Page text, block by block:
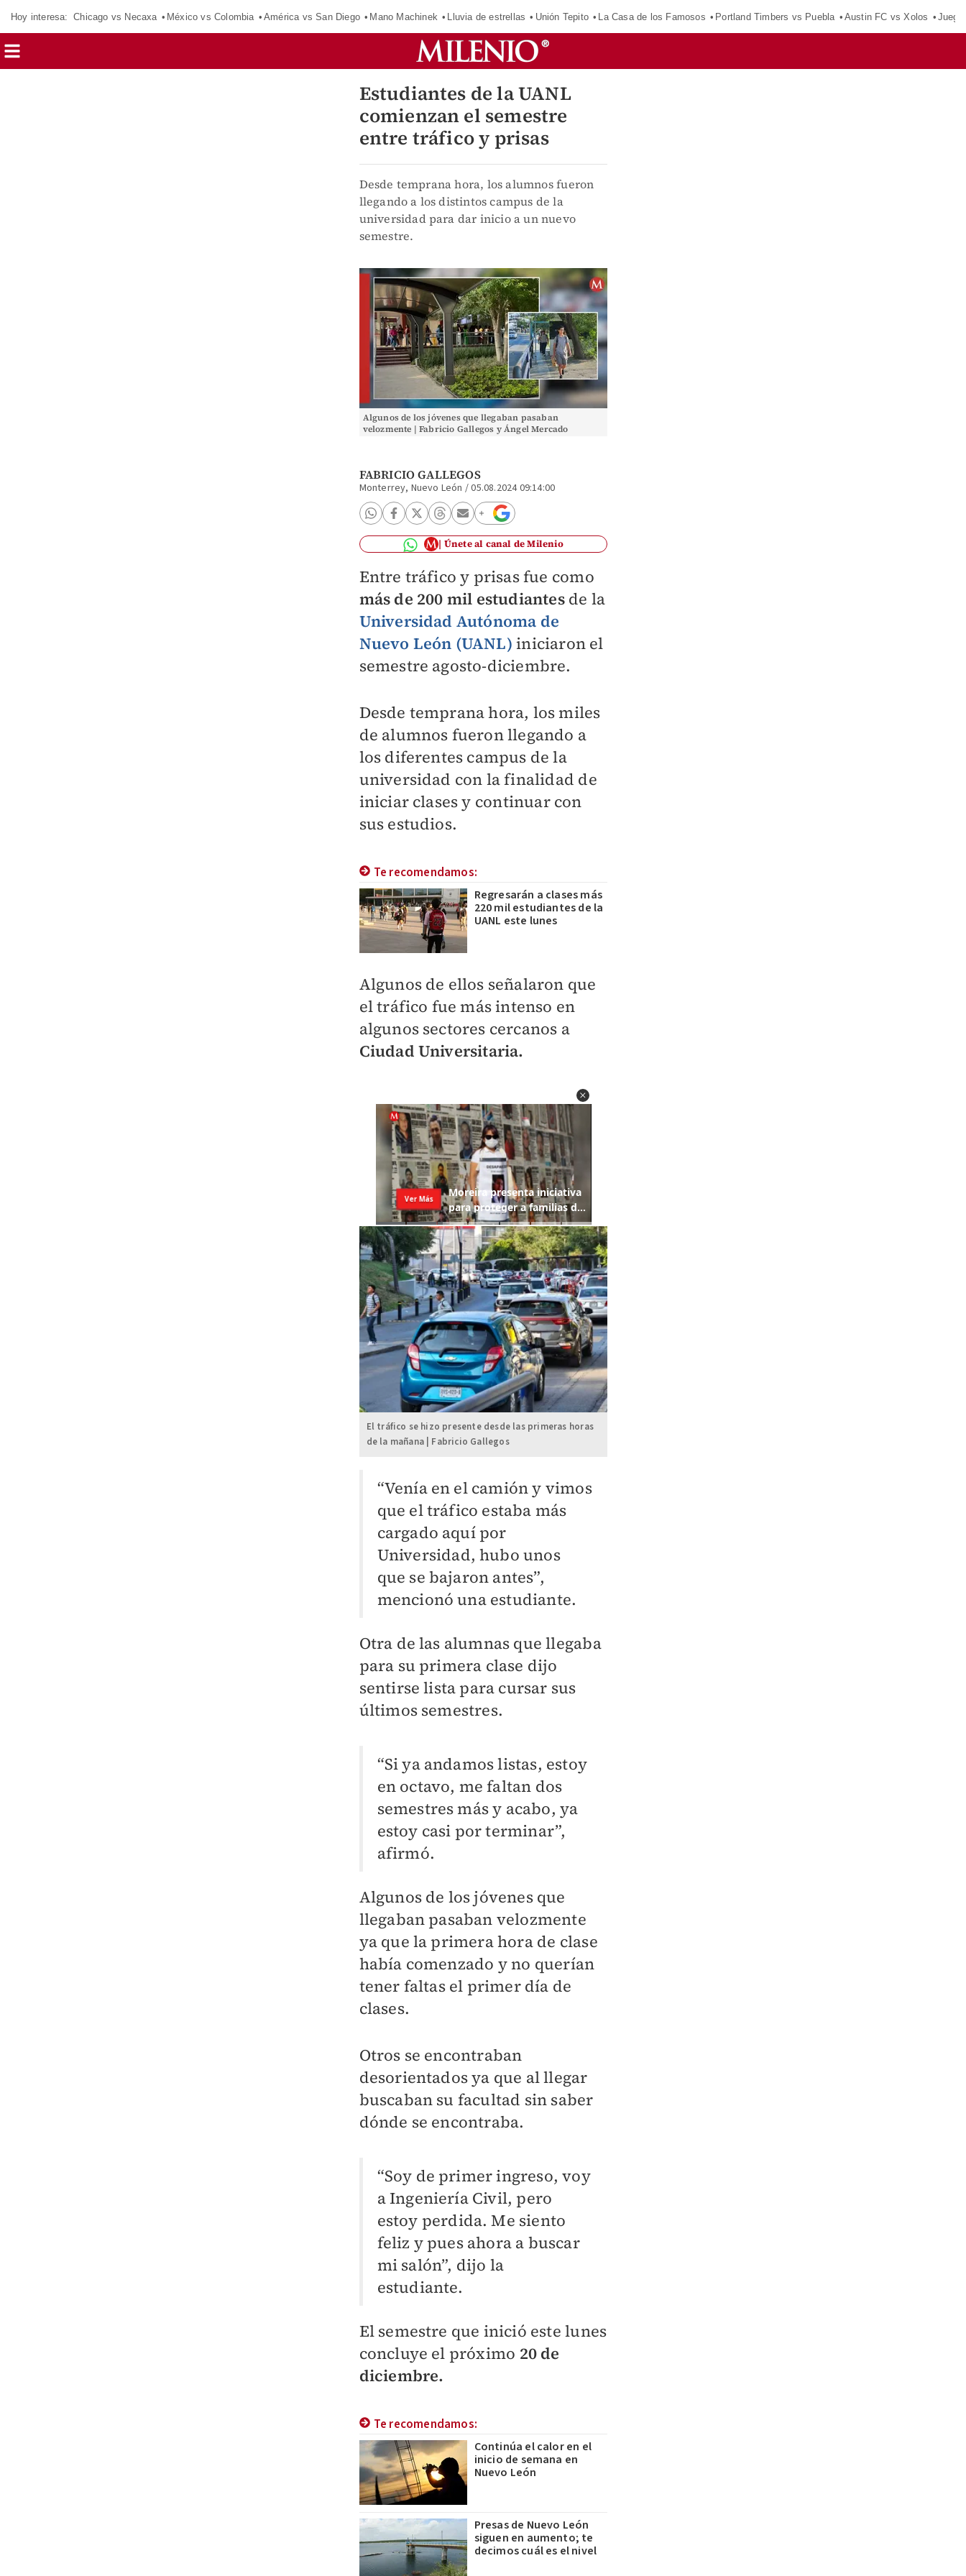
Hoy interesa: Chicago vs Necaxa México vs Colombia América vs San Diego Mano Machinek Lluvia de estrellas Unión Tepito La Casa de los Famosos Portland Timbers vs Puebla Austin FC vs Xolos
Estudiantes de la UANL
comienzan el semestre
entre tráfico y prisas
Desde temprana hora, los alumnos fueron
llegando a los distintos campus de la
universidad para dar inicio a un nuevo
semestre.
Algunos de los jóvenes que llegaban pasaban
velozmente | Fabricio Gallegos y Ángel Mercado
FABRICIO GALLEGOS
Monterrey, Nuevo León /05.08.2024 09:14:00
Únete al canal de Milenio
Entre tráfico y prisas fue como
más de 200 mil estudiantesde la
Universidad Autónoma de
Nuevo León (UANL) iniciaron el
semestre agosto-diciembre.
Desde temprana hora, los miles
de alumnos fueron llegando a
los diferentes campus de la
universidad con la finalidad de
iniciar clases y continuar con
sus estudios.
Te recomendamos:
Regresarán a clases más
220 mil estudiantes de la
UANL este lunes
Algunos de ellos señalaron que
el tráfico fue más intenso en
algunos sectores cercanos a
Ciudad Universitaria.
El tráfico se hizo presente desde las primeras horas
de la mañana | Fabricio Gallegos
“Venía en el camión y vimos
que el tráfico estaba más
cargado aquí por
Universidad, hubo unos
que se bajaron antes”,
mencionó una estudiante.
Otra de las alumnas que llegaba
para su primera clase dijo
sentirse lista para cursar sus
últimos semestres.
“Si ya andamos listas, estoy
en octavo, me faltan dos
semestres más y acabo, ya
estoy casi por terminar”,
afirmó.
Algunos de los jóvenes que
llegaban pasaban velozmente
ya que la primera hora de clase
había comenzado y no querían
tener faltas el primer día de
clases.
Otros se encontraban
desorientados ya que al llegar
buscaban su facultad sin saber
dónde se encontraba.
“Soy de primer ingreso, voy
a Ingeniería Civil, pero
estoy perdida. Me siento
feliz y pues ahora a buscar
mi salón”, dijo la
estudiante.
El semestre que inició este lunes
concluye el próximo 20 de
diciembre.
Te recomendamos:
Continúa el calor en el
inicio de semana en
Nuevo León
Presas de Nuevo León
siguen en aumento; te
decimos cuál es el nivel